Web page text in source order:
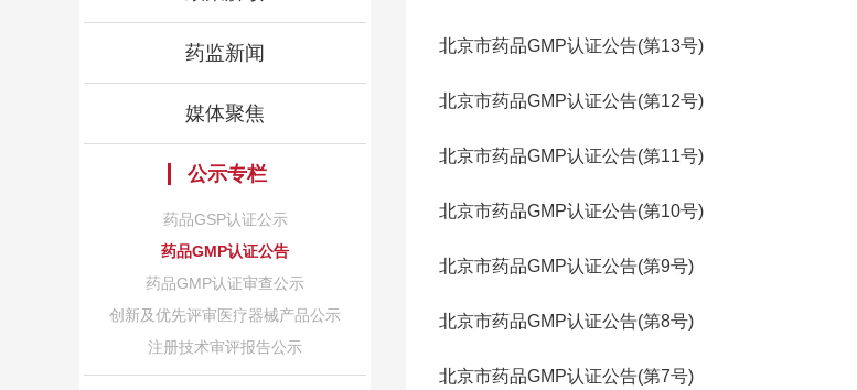
药监新闻
媒体聚焦
公示专栏
药品GSP认证公示
药品GMP认证公告
药品GMP认证审查公示
创新及优先评审医疗器械产品公示
注册技术审评报告公示
北京市药品GMP认证公告(第13号)
北京市药品GMP认证公告(第12号)
北京市药品GMP认证公告(第11号)
北京市药品GMP认证公告(第10号)
北京市药品GMP认证公告(第9号)
北京市药品GMP认证公告(第8号)
北京市药品GMP认证公告(第7号)